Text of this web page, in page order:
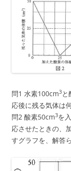
問1 水素100cm3と
応後に残る気体は何
問2 酸素50cm3を
応させたときの、
すグラフを、解答